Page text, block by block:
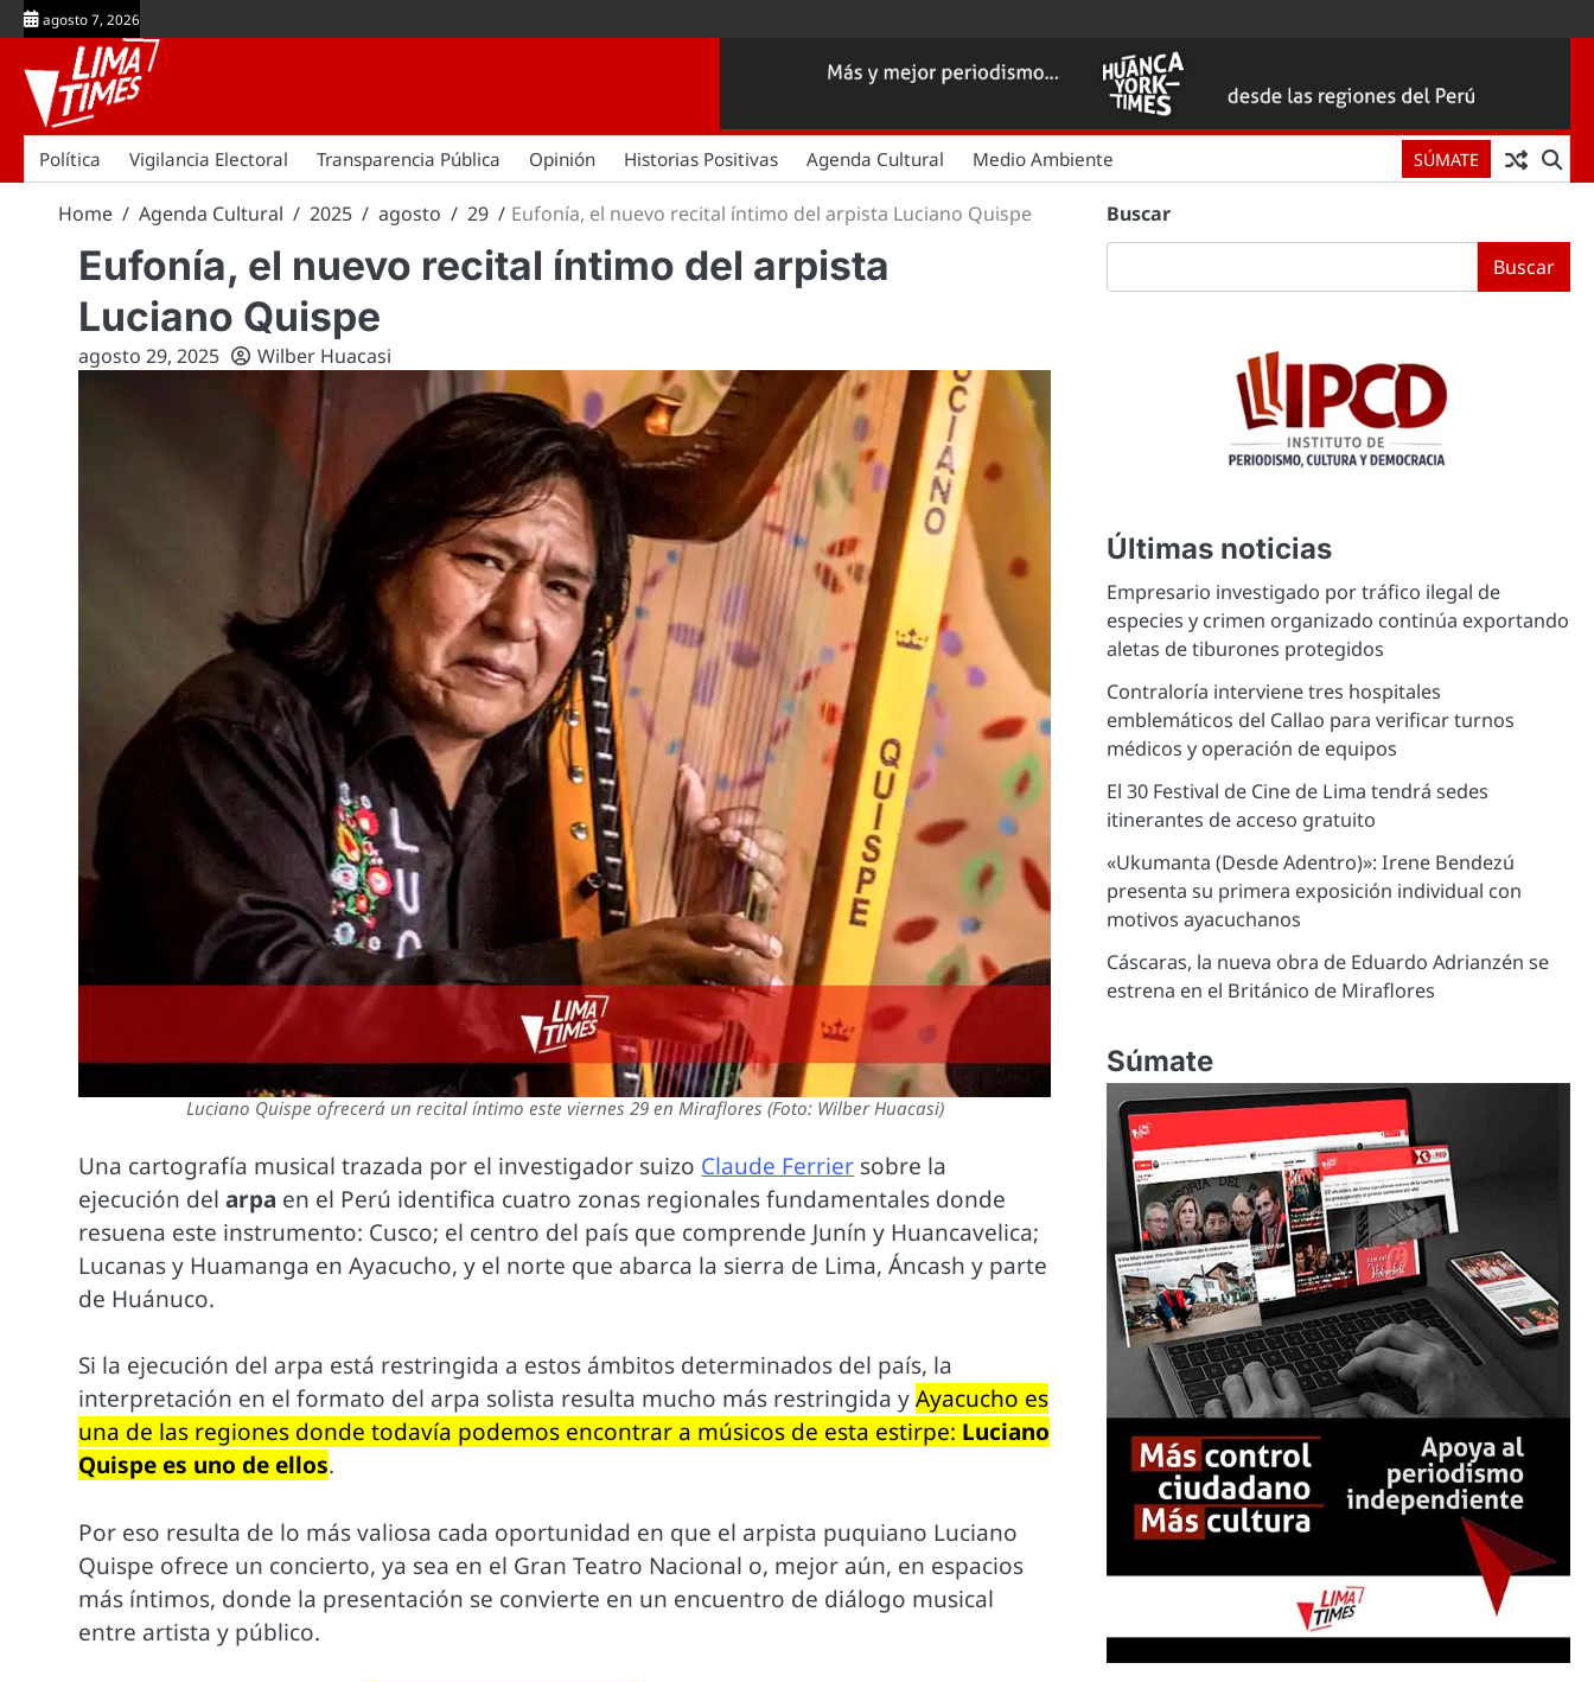
Skip
to
content
agosto 7, 2026
Política Vigilancia Electoral Transparencia Pública Opinión Historias Positivas Agenda Cultural Medio Ambiente SÚMATE
Home Agenda Cultural 2025 agosto 29 Eufonía, el nuevo recital íntimo del arpista Luciano Quispe
Eufonía, el nuevo recital íntimo del arpista
Luciano Quispe
agosto 29, 2025 Wilber Huacasi
Luciano Quispe ofrecerá un recital íntimo este viernes 29 en Miraflores (Foto: Wilber Huacasi)
Una cartografía musical trazada por el investigador suizo Claude Ferrier sobre la
ejecución delarpa en el Perú identifica cuatro zonas regionales fundamentales donde
resuena este instrumento: Cusco; el centro del país que comprende Junín y Huancavelica;
Lucanas y Huamanga en Ayacucho, y el norte que abarca la sierra de Lima, Áncash y parte
de Huánuco.
Si la ejecución del arpa está restringida a estos ámbitos determinados del país, la
interpretación en el formato del arpa solista resulta mucho más restringida yAyacucho es
una de las regiones donde todavía podemos encontrar a músicos de esta estirpe: Luciano
Quispe es uno de ellos.
Por eso resulta de lo más valiosa cada oportunidad en que el arpista puquiano Luciano
Quispe ofrece un concierto, ya sea en el Gran Teatro Nacional o, mejor aún, en espacios
más íntimos, donde la presentación se convierte en un encuentro de diálogo musical
entre artista y público.
Buscar
Buscar
Últimas noticias
Empresario investigado por tráfico ilegal de
especies y crimen organizado continúa exportando
aletas de tiburones protegidos
Contraloría interviene tres hospitales
emblemáticos del Callao para verificar turnos
médicos y operación de equipos
El 30 Festival de Cine de Lima tendrá sedes
itinerantes de acceso gratuito
«Ukumanta (Desde Adentro)»: Irene Bendezú
presenta su primera exposición individual con
motivos ayacuchanos
Cáscaras, la nueva obra de Eduardo Adrianzén se
estrena en el Británico de Miraflores
Súmate